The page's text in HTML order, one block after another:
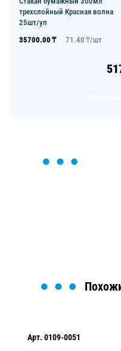
трехслойный Красная волна
25шт/уп
35700.00 ₸ 71.40 ₸/шт
Арт.TL411506